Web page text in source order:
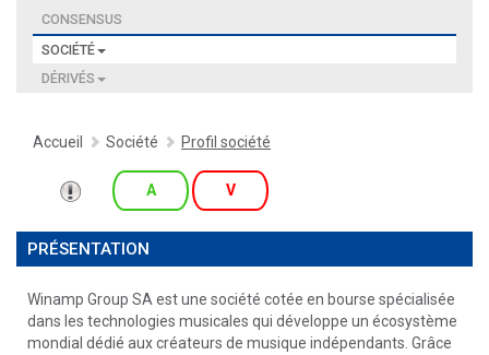
CONSENSUS
SOCIÉTÉ
DÉRIVÉS
Accueil Société Profil société
A V
PRÉSENTATION
Winamp Group SA est une société cotée en bourse spécialisée
dans les technologies musicales qui développe un écosystème
mondial dédié aux créateurs de musique indépendants. Grâce